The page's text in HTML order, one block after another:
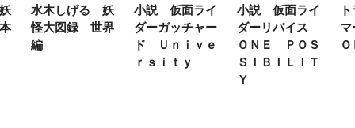
水木しげる 妖
怪大図録 世界
編
小説 仮面ライ
ダーガッチャー
ド Ｕｎｉｖｅ
ｒｓｉｔｙ
小説 仮面ライ
ダーリバイス
ＯＮＥ ＰＯＳ
ＳＩＢＩＬＩＴ
Ｙ